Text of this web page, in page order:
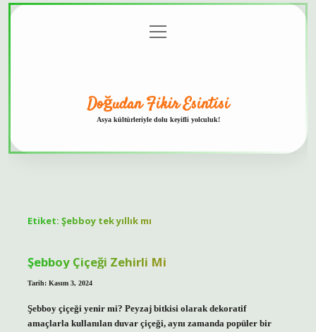
menüyü
aç
Doğudan Fikir Esintisi
Asya kültürleriyle dolu keyifli yolculuk!
Etiket: Şebboy tek yıllık mı
Şebboy Çiçeği Zehirli Mi
Tarih: Kasım 3, 2024
Şebboy çiçeği yenir mi? Peyzaj bitkisi olarak dekoratif
amaçlarla kullanılan duvar çiçeği, aynı zamanda popüler bir